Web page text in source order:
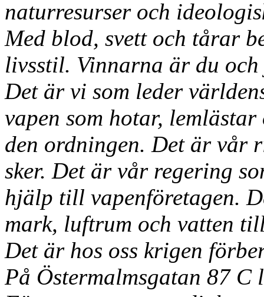
naturresurser och
Med blod, svett och tårar
livsstil. Vinnarna är du
Det är vi som leder
vapen som hotar,
den ordningen. Det är vår
sker. Det är vår regering
hjälp till vapenföretagen.
mark, luftrum och vatten
Det är hos oss krigen
På Östermalmsgatan 87 C